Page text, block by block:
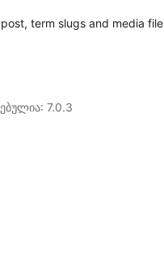
term slugs and media file
7.0.3